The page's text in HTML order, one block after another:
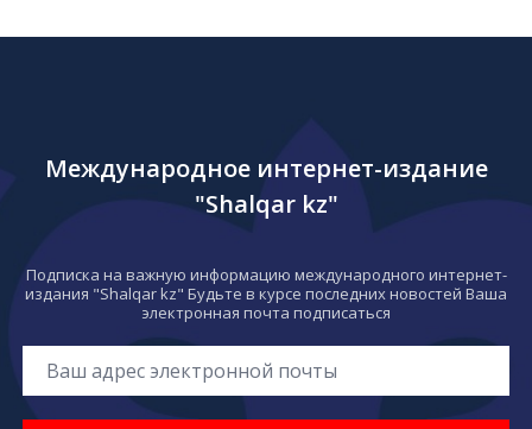
Международное интернет-издание
"Shalqar kz"
Подписка на важную информацию международного интернет-
издания "Shalqar kz" Будьте в курсе последних новостей Ваша
электронная почта подписаться